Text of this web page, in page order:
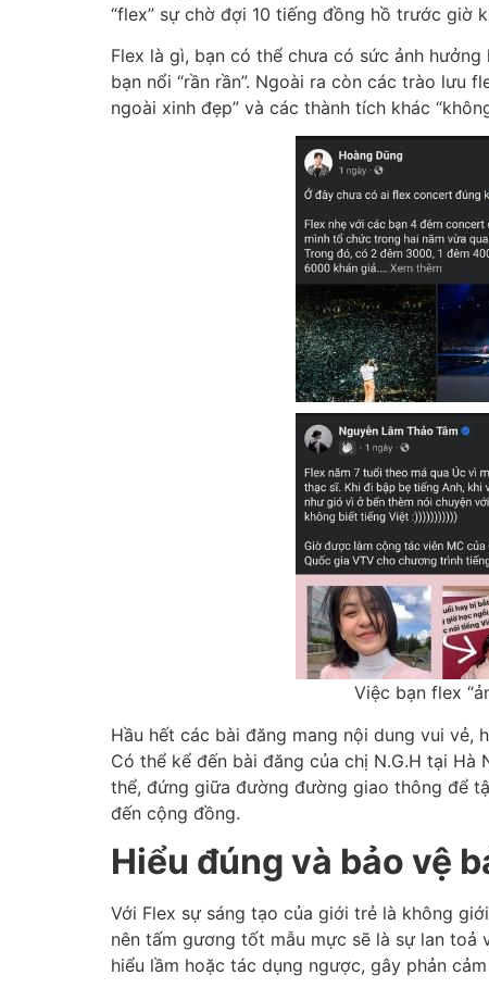
“flex” sự chờ đợi 10 tiếng đồng hồ trước giờ
Flex là gì, bạn có thể chưa có sức ảnh
bạn nổi “rần rần”. Ngoài ra còn các trào lưu
ngoài xinh đẹp” và các thành tích khác
Việc bạn flex
Hầu hết các bài đăng mang nội dung vui vẻ,
Có thể kể đến bài đăng của chị N.G.H tại
thể, đứng giữa đường đường giao thông để
đến cộng đồng.
Hiểu đúng và bảo vệ
Với Flex sự sáng tạo của giới trẻ là không
nên tấm gương tốt mẫu mực sẽ là sự lan
hiểu lầm hoặc tác dụng ngược, gây phản